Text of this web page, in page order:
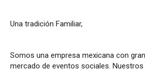
Una tradición Familiar,
Somos una empresa mexicana con
mercado de eventos sociales.